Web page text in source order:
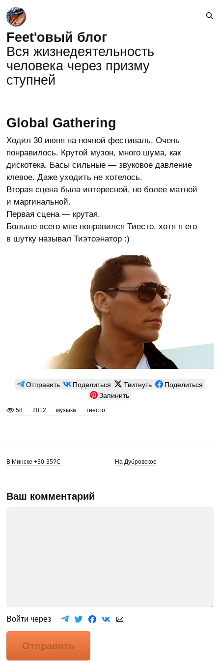
Feet'овый блог
Вся жизнедеятельность
человека через призму
ступней
Global Gathering
Ходил 30 июня на ночной фестиваль. Очень
понравилось. Крутой музон, много шума, как
дискотека. Басы сильные — звуковое давление
клевое. Даже уходить не хотелось.
Вторая сцена была интересной, но более матной
и маргинальной.
Первая сцена — крутая.
Больше всего мне понравился Тиесто, хотя я его
в шутку называл Тиэтоэнатор :)
Отправить Поделиться Твитнуть
Поделиться
Запинить
58 2012 музыка тиесто
В Минске +30-35?C На Дубровское
Ваш комментарий
Войти через
Отправить